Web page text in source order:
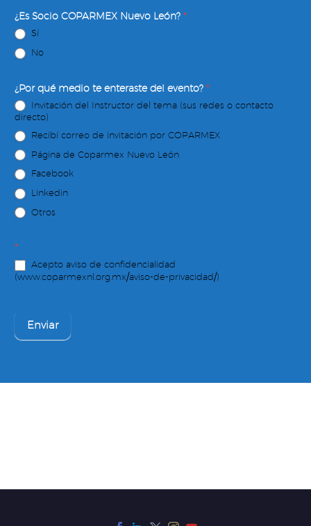
¿Es Socio COPARMEX Nuevo León? *
Sí
No
¿Por qué medio te enteraste del evento? *
Invitación del Instructor del tema (sus redes o contacto
directo)
Recibí correo de invitación por COPARMEX
Página de Coparmex Nuevo León
Facebook
Linkedin
Otros
*
Acepto aviso de confidencialidad
(www.coparmexnl.org.mx/aviso-de-privacidad/)
Enviar